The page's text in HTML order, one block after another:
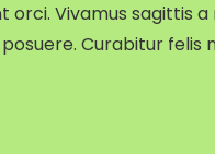
Vivamus sagittis
Curabitur felis